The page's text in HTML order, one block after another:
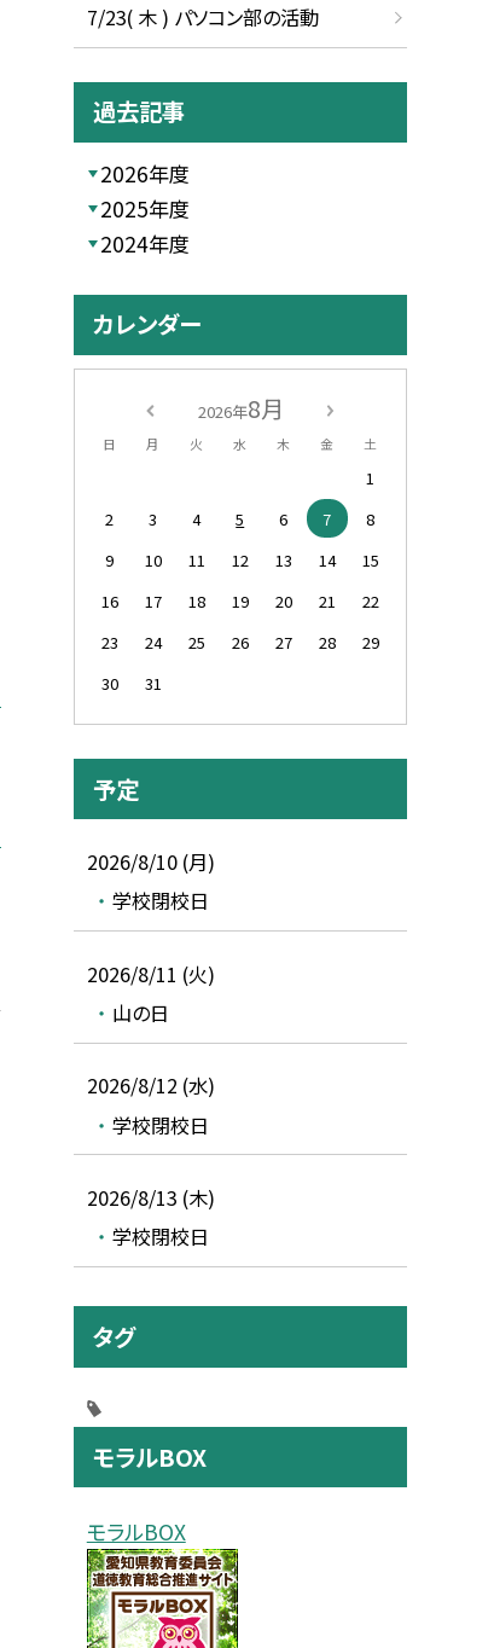
7/23( 木 ) パソコン部の活動
過去記事
2026年度
2025年度
2024年度
カレンダー
2026年8月
日 月 火 水 木 金 土
1
2
3 4 5 6 7
8
9
10 11 12 13 14
15
16
17 18 19 20 21
22
23
24 25 26 27 28
29
30
31
予定
2026/8/10 (月)
学校閉校日
2026/8/11 (火)
山の日
2026/8/12 (水)
学校閉校日
2026/8/13 (木)
学校閉校日
タグ
モラルBOX
モラルBOX